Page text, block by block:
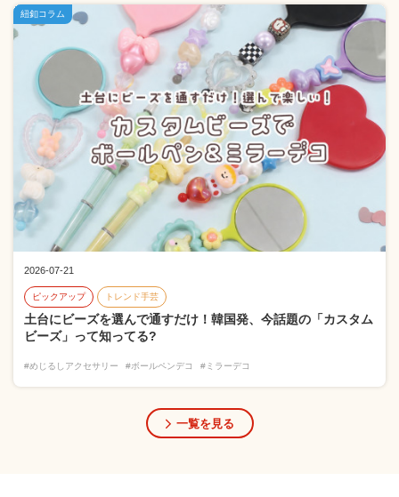
2026-07-21
ピックアップ トレンド手芸
土台にビーズを選んで通すだけ！韓国発、今話題の「カスタム
ビーズ」って知ってる?
#めじるしアクセサリー #ボールペンデコ #ミラーデコ
紐釦コラム
一覧を見る